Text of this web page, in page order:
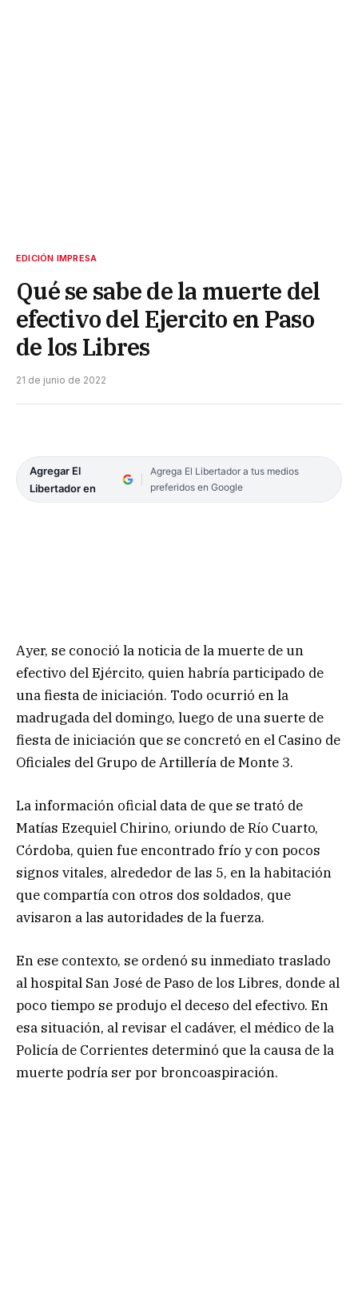
EDICIÓN IMPRESA
Qué se sabe de la muerte del
efectivo del Ejercito en Paso
de los Libres
21 de junio de 2022
Agregar El
Libertador en
Agrega El Libertador a tus medios
preferidos en Google
Ayer, se conoció la noticia de la muerte de un
efectivo del Ejército, quien habría participado de
una fiesta de iniciación. Todo ocurrió en la
madrugada del domingo, luego de una suerte de
fiesta de iniciación que se concretó en el Casino de
Oficiales del Grupo de Artillería de Monte 3.
La información oficial data de que se trató de
Matías Ezequiel Chirino, oriundo de Río Cuarto,
Córdoba, quien fue encontrado frío y con pocos
signos vitales, alrededor de las 5, en la habitación
que compartía con otros dos soldados, que
avisaron a las autoridades de la fuerza.
En ese contexto, se ordenó su inmediato traslado
al hospital San José de Paso de los Libres, donde al
poco tiempo se produjo el deceso del efectivo. En
esa situación, al revisar el cadáver, el médico de la
Policía de Corrientes determinó que la causa de la
muerte podría ser por broncoaspiración.